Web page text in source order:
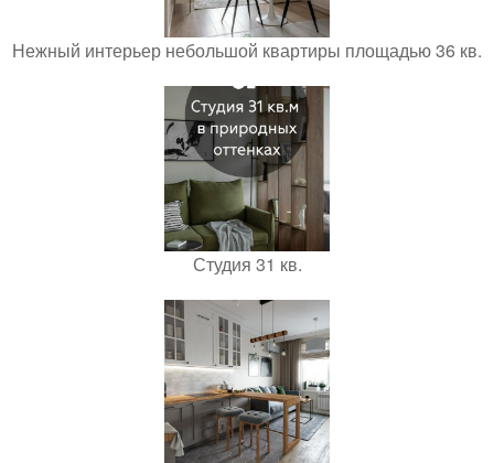
Нежный интерьер небольшой квартиры площадью 36 кв.
Студия 31 кв.